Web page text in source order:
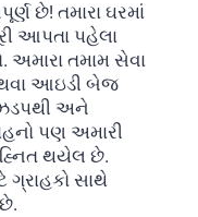
છે! તમારા ઘરમાં
આપતા પહેલા
તમામ સેવા
આઇડી બેજ
અને
પણ અમારી
થયેલ છે.
ગ્રાહકો સાથે